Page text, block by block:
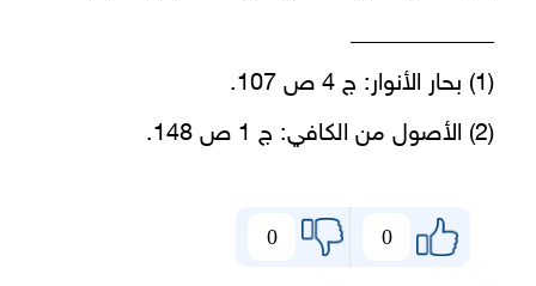
(1) بحار الأنوار: ج 4 ص 107.
(2) الأصول من الكافي: ج 1 ص 148.
0
0